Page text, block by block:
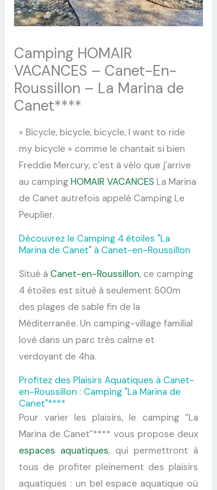
Camping HOMAIR
VACANCES – Canet-En-
Roussillon – La Marina de
Canet****
« Bicycle, bicycle, bicycle, I want to ride
my bicycle » comme le chantait si bien
Freddie Mercury, c’est à vélo que j’arrive
au camping HOMAIR VACANCES La Marina
de Canet autrefois appelé Camping Le
Peuplier.
Découvrez le Camping 4 étoiles "La
Marina de Canet" à Canet-en-Roussillon
Situé à Canet-en-Roussillon, ce camping
4 étoiles est situé à seulement 500m
des plages de sable fin de la
Méditerranée. Un camping-village familial
lové dans un parc très calme et
verdoyant de 4ha.
Profitez des Plaisirs Aquatiques à Canet-
en-Roussillon : Camping "La Marina de
Canet"****
Pour varier les plaisirs, le camping “La
Marina de Canet”**** vous propose deux
espaces aquatiques, qui permettront à
tous de profiter pleinement des plaisirs
aquatiques : un bel espace aquatique où